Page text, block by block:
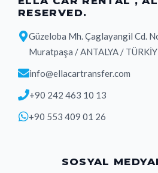
RESERVED.
Güzeloba Mh. Çaglayangil Cd.
Muratpaşa / ANTALYA /
info@ellacartransfer.com
+90 242 463 10 13
+90 553 409 01 26
SOSYAL